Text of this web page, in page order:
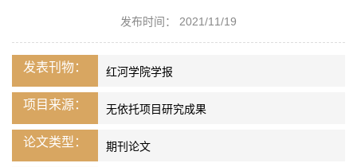
发布时间： 2021/11/19
发表刊物： 红河学院学报
项目来源： 无依托项目研究成果
论文类型： 期刊论文